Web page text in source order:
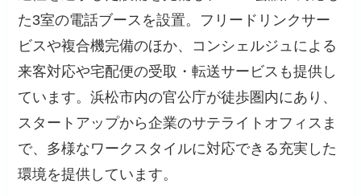
た3室の電話ブースを設置。フリードリンクサー
ビスや複合機完備のほか、コンシェルジュによる
来客対応や宅配便の受取・転送サービスも提供し
ています。浜松市内の官公庁が徒歩圏内にあり、
スタートアップから企業のサテライトオフィスま
で、多様なワークスタイルに対応できる充実した
環境を提供しています。